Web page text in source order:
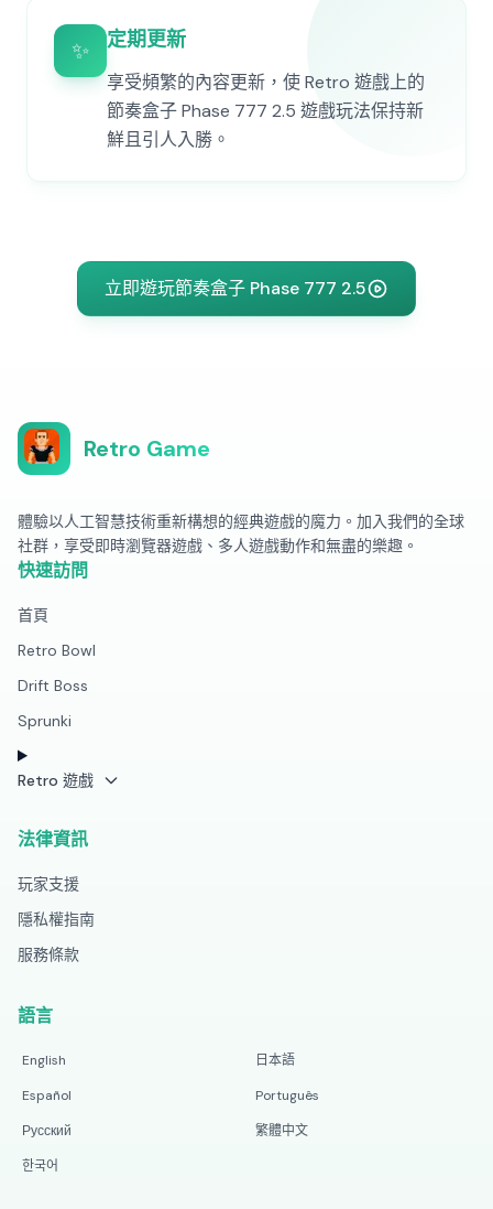
✨ 定期更新
享受頻繁的內容更新，使 Retro 遊戲上的
節奏盒子 Phase 777 2.5 遊戲玩法保持新
鮮且引人入勝。
立即遊玩節奏盒子 Phase 777 2.5
Retro Game
體驗以人工智慧技術重新構想的經典遊戲的魔力。加入我們的全球
社群，享受即時瀏覽器遊戲、多人遊戲動作和無盡的樂趣。
快速訪問
首頁
Retro Bowl
Drift Boss
Sprunki
Retro 遊戲
法律資訊
玩家支援
隱私權指南
服務條款
語言
English
日本語
Español
Português
Русский
繁體中文
한국어